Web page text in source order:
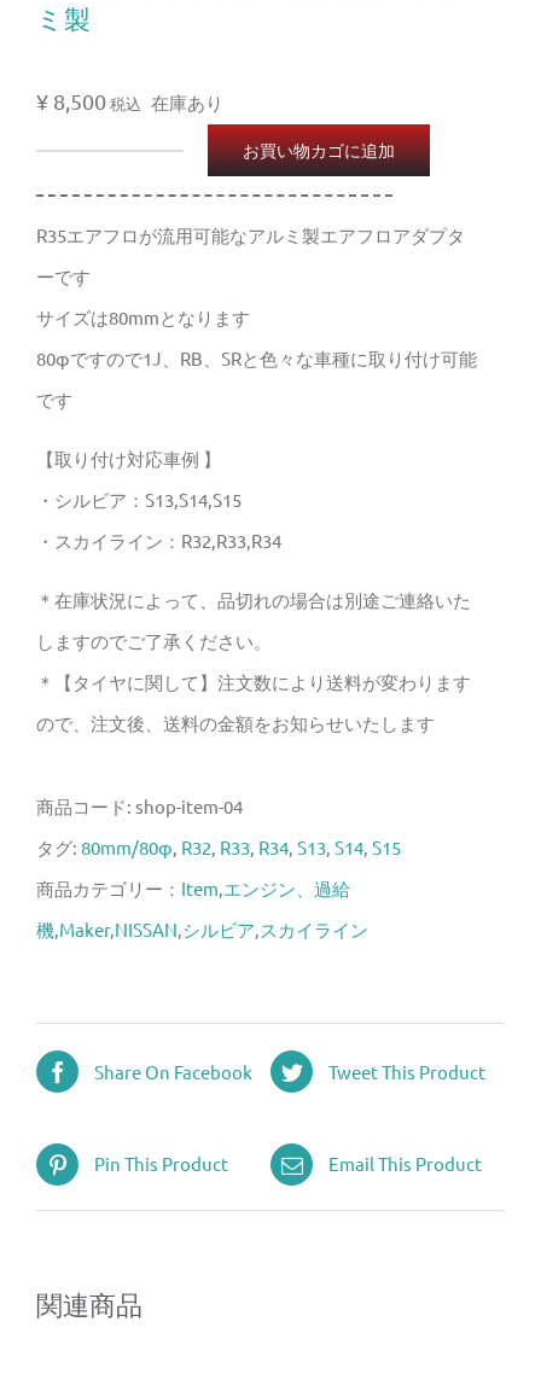
ミ製
¥ 8,500税込 在庫あり
フ
ダ
タ
ー
80φ/mm
お買い物カゴに追加
R35エアフロが流用可能なアルミ製エアフロアダプタ
ーです
サイズは80mmとなります
80φですので1J、RB、SRと色々な車種に取り付け可能
です
【取り付け対応車例 】
・シルビア：S13,S14,S15
・スカイライン：R32,R33,R34
＊在庫状況によって、品切れの場合は別途ご連絡いた
しますのでご了承ください。
＊【タイヤに関して】注文数により送料が変わります
ので、注文後、送料の金額をお知らせいたします
商品コード: shop-item-04
タグ: 80mm/80φ, R32, R33, R34, S13, S14, S15
商品カテゴリー： Item,エンジン、過給
機,Maker,NISSAN,シルビア,スカイライン
Share On Facebook Tweet This Product
Pin This Product Email This Product
関連商品